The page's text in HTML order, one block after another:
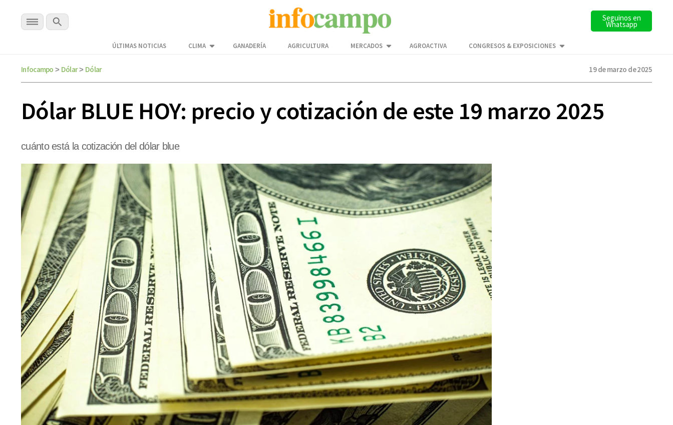
Seguinos en
Whatsapp
ÚLTIMAS NOTICIAS CLIMA GANADERÍA AGRICULTURA MERCADOS AGROACTIVA CONGRESOS & EXPOSICIONES
Infocampo > Dólar> Dólar 19 de marzo de 2025
Dólar BLUE HOY: precio y cotización de este 19 marzo 2025
cuánto está la cotización del dólar blue